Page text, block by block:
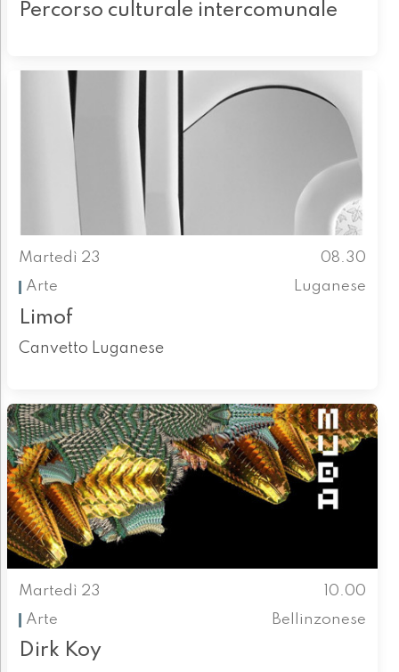
Percorso culturale intercomunale
Martedì 23
08.30
Arte
Luganese
Limof
Canvetto Luganese
Martedì 23
10.00
Arte
Bellinzonese
Dirk Koy